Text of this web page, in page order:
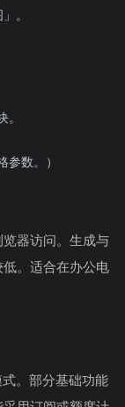
。
参数。）
器访问。生成与
。适合在办公电
。部分基础功能